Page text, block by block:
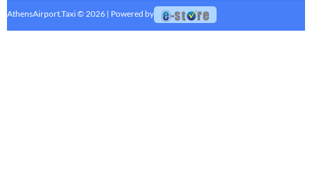
AthensAirport.Taxi © 2026 | Powered by